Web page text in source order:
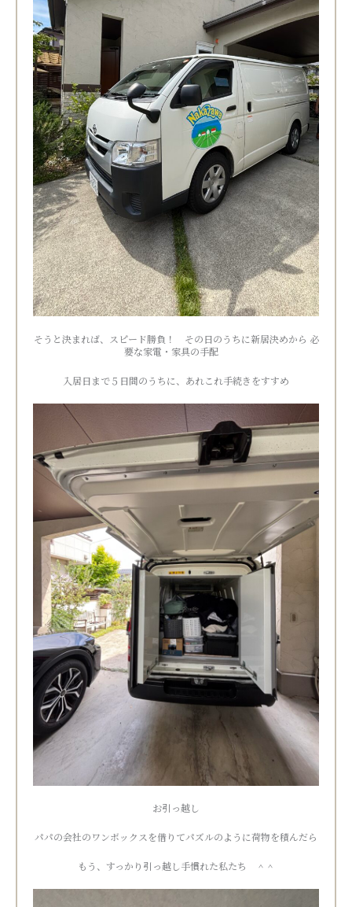
そうと決まれば、スピード勝負！ その日のうちに新居決めから 必
要な家電・家具の手配
入居日まで５日間のうちに、あれこれ手続きをすすめ
お引っ越し
パパの会社のワンボックスを借りてパズルのように荷物を積んだら
もう、すっかり引っ越し手慣れた私たち ＾＾